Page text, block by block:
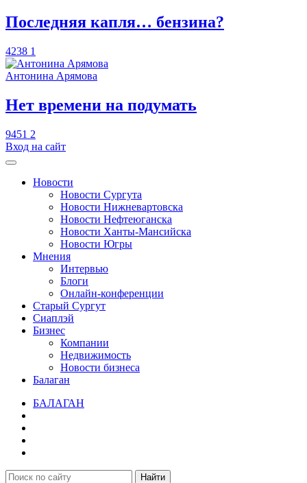
​Последняя капля… бензина?
4238 1
Антонина Арямова
​Нет времени на подумать
9451 2
Вход на сайт
Новости
Новости Сургута
Новости Нижневартовска
Новости Нефтеюганска
Новости Ханты-Мансийска
Новости Югры
Мнения
Интервью
Блоги
Онлайн-конференции
Старый Сургут
Сиаплэй
Бизнес
Компании
Недвижимость
Новости бизнеса
Балаган
БАЛАГАН
Найти